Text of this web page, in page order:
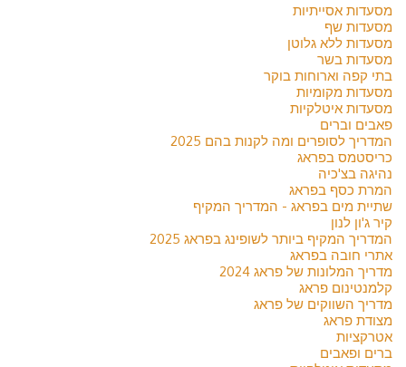
מסעדות אסייתיות
מסעדות שף
מסעדות ללא גלוטן
מסעדות בשר
בתי קפה וארוחות בוקר
מסעדות מקומיות
מסעדות איטלקיות
פאבים וברים
המדריך לסופרים ומה לקנות בהם 2025
כריסטמס בפראג
נהיגה בצ'כיה
המרת כסף בפראג
שתיית מים בפראג - המדריך המקיף
קיר ג'ון לנון
המדריך המקיף ביותר לשופינג בפראג 2025
אתרי חובה בפראג
מדריך המלונות של פראג 2024
קלמנטינום פראג
מדריך השווקים של פראג
מצודת פראג
אטרקציות
ברים ופאבים